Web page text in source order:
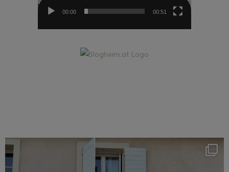
00:00 00:51